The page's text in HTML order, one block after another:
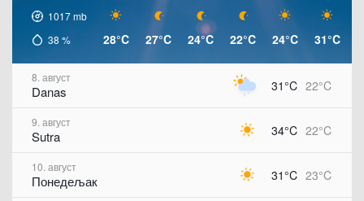
1017mb
38% 28°C 27°C 24°C 22°C 24°C 31°C
8. август
Danas 31°C 22°C
9. август
Sutra 34°C 22°C
10. август
Понедељак 31°C 23°C